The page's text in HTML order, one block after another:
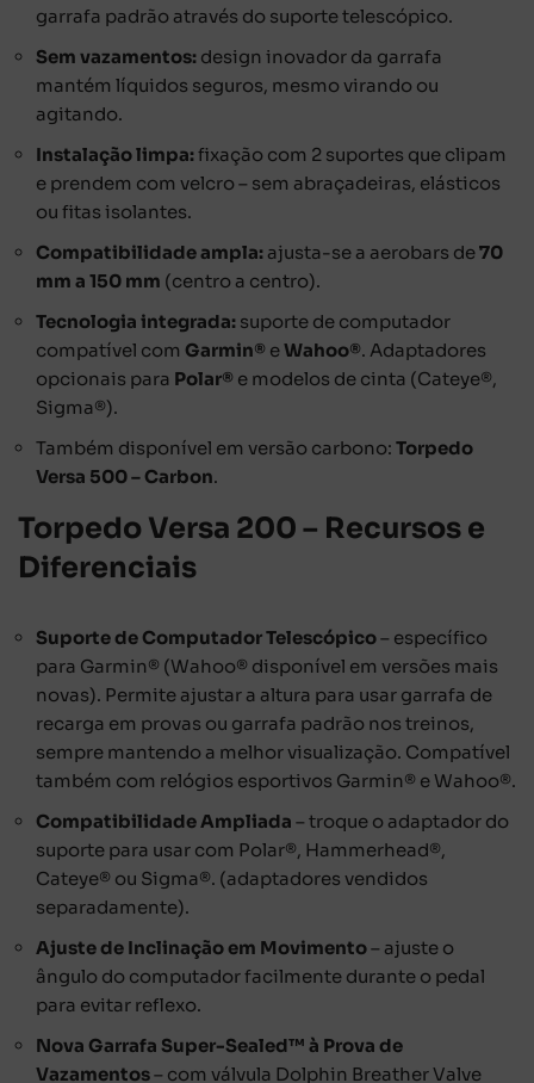
garrafa padrão através do suporte telescópico.
Sem vazamentos: design inovador da garrafa
mantém líquidos seguros, mesmo virando ou
agitando.
Instalação limpa:fixação com 2 suportes que clipam
e prendem com velcro – sem abraçadeiras, elásticos
ou fitas isolantes.
Compatibilidade ampla: ajusta-se a aerobars de70
mm a 150 mm (centro a centro).
Tecnologia integrada: suporte de computador
compatível com Garmin® eWahoo®. Adaptadores
opcionais para Polar® e modelos de cinta (Cateye®,
Sigma®).
Também disponível em versão carbono: Torpedo
Versa 500 – Carbon.
Torpedo Versa 200 – Recursos e
Diferenciais
Suporte de Computador Telescópico– específico
para Garmin® (Wahoo® disponível em versões mais
novas). Permite ajustar a altura para usar garrafa de
recarga em provas ou garrafa padrão nos treinos,
sempre mantendo a melhor visualização. Compatível
também com relógios esportivos Garmin® e Wahoo®.
Compatibilidade Ampliada – troque o adaptador do
suporte para usar com Polar®, Hammerhead®,
Cateye® ou Sigma®. (adaptadores vendidos
separadamente).
Ajuste de Inclinação em Movimento– ajuste o
ângulo do computador facilmente durante o pedal
para evitar reflexo.
Nova Garrafa Super-Sealed™ à Prova de
Vazamentos– com válvula Dolphin Breather Valve